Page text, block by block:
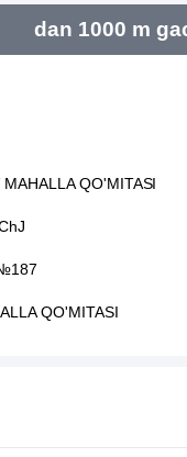
dan 1000 m
MAHALLA QO'MITASI
QO'MITASI